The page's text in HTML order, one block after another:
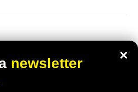
de descontos pode pedir
cumprir estes requisitos
×
newsletter